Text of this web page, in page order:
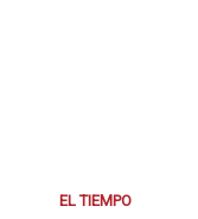
EL TIEMPO